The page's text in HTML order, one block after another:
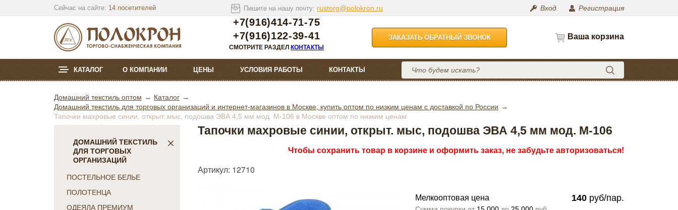
Сейчас на сайте: 14 посетителей Пишите на нашу почту: rustorg@polokron.ru Вход Регистрация
+7(916)414-71-75
+7(916)122-39-41
СМОТРИТЕ РАЗДЕЛКОНТАКТЫ
ЗАКАЗАТЬ ОБРАТНЫЙ ЗВОНОК Ваша корзина
КАТАЛОГ О КОМПАНИИ ЦЕНЫ УСЛОВИЯ РАБОТЫ КОНТАКТЫ
Домашний текстиль оптом
Каталог
Домашний текстиль для торговых организаций и интернет-магазинов в Москве, купить оптом по низким ценам с доставкой по России
Тапочки махровые синии, открыт. мыс, подошва ЭВА 4,5 мм мод. М-106 в Москве оптом по низким ценам
ДОМАШНИЙ ТЕКСТИЛЬ
ДЛЯ ТОРГОВЫХ
ОРГАНИЗАЦИЙ
ПОСТЕЛЬНОЕ БЕЛЬЕ
ПОЛОТЕНЦА
ОДЕЯЛА ПРЕМИУМ
Тапочки махровые синии, открыт. мыс, подошва ЭВА 4,5 мм мод. М-106
Чтобы сохранить товар в корзине и оформить заказ, не забудьте авторизоваться!
Артикул: 12710
Мелкооптовая цена 140 руб/пар.